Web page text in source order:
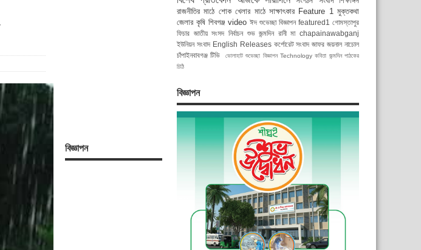
বিজ্ঞাপন
রাজনীতির মাঠে শোক খেলার মাঠে সাক্ষাৎকার Feature 1 মুক্তকথা
জেলার কৃষি শিবগঞ্জ video ঈদ শুভেচ্ছা বিজ্ঞাপন featured1 গোমস্তাপুর
ফিচার জাতীয় সংসদ নির্বাচন শুভ জন্মদিন রানী মা chapainawabganj
ইউনিয়ন সংবাদ English Releases কর্পোরেট সংবাদ জাফর জয়নাল নাচোল
চাঁপাইনবাবগঞ্জ টিভি
ভোলাহাট শুভেচ্ছা বিজ্ঞাপন Technology কবিতা জন্মদিন পাঠকের
চিঠি
বিজ্ঞাপন